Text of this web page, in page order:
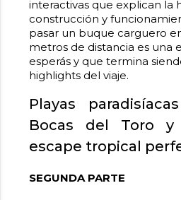
interactivas que explican la
construcción y
pasar un buque carguero
metros de distancia es una
esperás y que termina
highlights del viaje.
Playas
Bocas del Toro
escape tropical
SEGUNDA PARTE